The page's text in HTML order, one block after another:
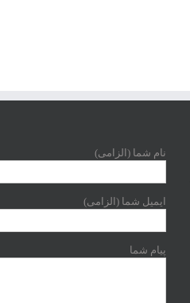
نام شما (الزامی)
ایمیل شما (الزامی)
پیام شما